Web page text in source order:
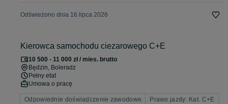
Odświeżono dnia 16 lipca 2026
Kierowca samochodu ciezarowego C+E
10 500 - 11 000 zł / mies. brutto
Będzin, Boleradz
Pełny etat
Umowa o pracę
Odpowiednie doświadczenie zawodowe
Prawo jazdy: Kat. C+E